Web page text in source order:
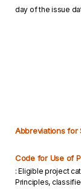
day of the issue
Abbreviations for
Code for Use of
: Eligible project
Principles,